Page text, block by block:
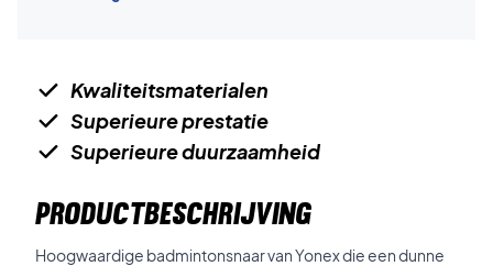
Kwaliteitsmaterialen
Superieure prestatie
Superieure duurzaamheid
PRODUCTBESCHRIJVING
Hoogwaardige badmintonsnaar van Yonex die een dunne